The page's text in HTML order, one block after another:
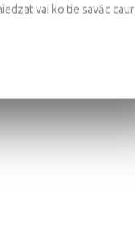
vai ko tie savāc caur